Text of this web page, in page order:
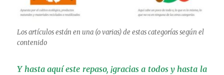
Los artículos están en una (o varias) de estas categorías según el
contenido
Y hasta aquí este repaso, ¡gracias a todos y hasta la